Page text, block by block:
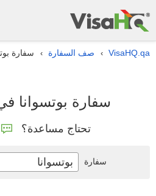
VisaHQ.qa
› صف السفارة › سفارة
سفارة بوتسوانا
تحتاج مساعدة؟
سفارة بوتسوانا